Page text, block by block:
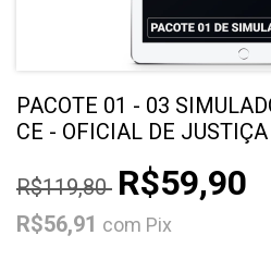
PACOTE 01 - 03
CE - OFICIAL DE JUSTIÇA
R$119,80 R$59,90
R$56,91 com Pix